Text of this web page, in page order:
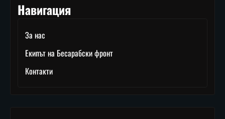
Навигация
За нас
Екипът на Бесарабски фронт
Контакти